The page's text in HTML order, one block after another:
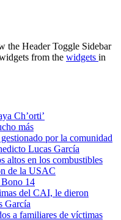
the Header Toggle Sidebar
from the widgets in
Ch’orti’
más
por la comunidad
Lucas García
altos en los combustibles
de la USAC
14
del CAI, le dieron
García
a familiares de víctimas